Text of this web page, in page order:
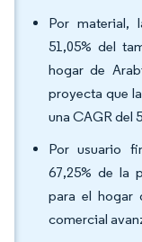
Por material,
51,05% del
hogar de
proyecta que
una CAGR del
Por usuario
67,25% de la
para el hogar
comercial